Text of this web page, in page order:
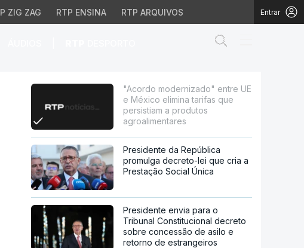
ZIG ZAG RTP ENSINA RTP ARQUIVOS Entrar
elimina tarifas que
"Acordo modernizado" entre UE
e México elimina tarifas que
persistiam a produtos
agroalimentares
Presidente da República
promulga decreto-lei que cria a
Prestação Social Única
Presidente envia para o
Tribunal Constitucional decreto
sobre concessão de asilo e
retorno de estrangeiros